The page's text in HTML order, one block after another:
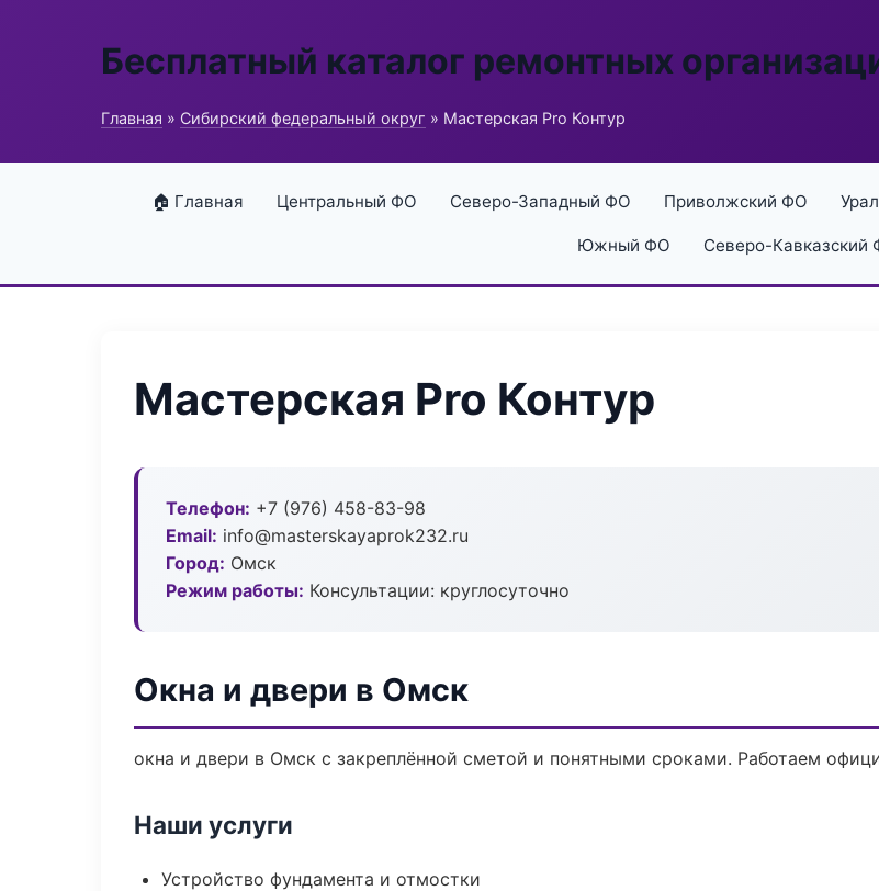
Бесплатный каталог ремонтных
Главная » Сибирский федеральный округ » Мастерская Pro Контур
🏠 Главная Центральный ФО Северо-Западный ФО Приволжский ФО
Южный ФО Северо-Кавказский
Мастерская Pro Контур
Телефон: +7 (976) 458-83-98
Email: info@masterskayaprok232.ru
Город: Омск
Режим работы: Консультации: круглосуточно
Окна и двери в Омск
окна и двери в Омск с закреплённой сметой и понятными сроками. Работаем
Наши услуги
Устройство фундамента и отмостки